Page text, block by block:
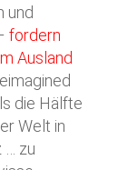
und
fordern
Ausland
die Hälfte
Welt in
… zu